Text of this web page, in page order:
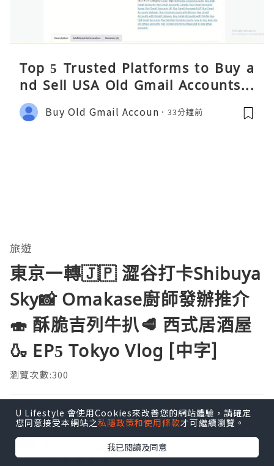
Top 5 Trusted Platforms to Buy a
nd Sell USA Old Gmail Accounts S
afely 2026
Buy Old Gmail Accoun 33分鐘前
旅遊
東京一轉🇯🇵 澀谷打卡Shibuya
Sky📸 Omakase廚師發辦推介
🍣 酥脆吉列牛扒🥩 西式居酒屋
🍶 EP5 Tokyo Vlog [中字]
瀏覽次數:300
曳豬歎世界
發佈於 2026.08.02
Sushi Tsuu
追蹤
U Lifestyle 會使用Cookies來改善您的網站體驗，請確定
您同意接受本網站之私隱政策和使用條款才可繼續瀏覽。
我已閱讀及同意